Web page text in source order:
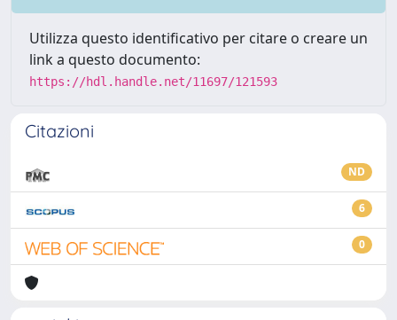
Utilizza questo identificativo per citare o creare un
link a questo documento:
https://hdl.handle.net/11697/121593
Citazioni
ND
6
0